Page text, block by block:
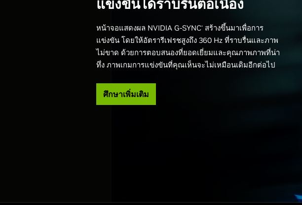
แข่งขันได้ราบรื่นต่อเนื่อง
หน้าจอแสดงผล NVIDIA G-SYNC®
สร้างขึ้นมาเพื่อการ
แข่งขัน โดยให้อัตรารีเฟรชสูงถึง 360 Hz ที่ราบรื่นและภาพ
ไม่ขาด ด้วยการตอบสนองที่ยอดเยี่ยมและคุณภาพภาพที่น่า
ทึ่ง ภาพเกมการแข่งขันที่คุณเห็นจะไม่เหมือนเดิมอีกต่อไป
ศึกษาเพิ่มเติม